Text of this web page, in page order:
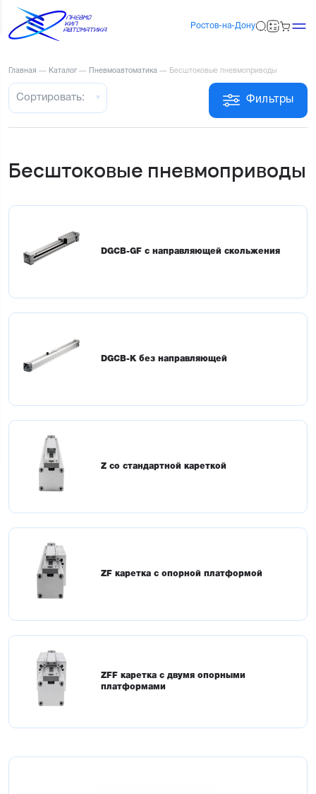
Ростов-на-Дону
Главная — Каталог — Пневмоавтоматика — Бесштоковые пневмоприводы
Фильтры
Сортировать:
Бесштоковые пневмоприводы
DGCB-GF c направляющей скольжения
DGCB-K без направляющей
Z со стандартной кареткой
ZF каретка с опорной платформой
ZFF каретка с двумя опорными
платформами